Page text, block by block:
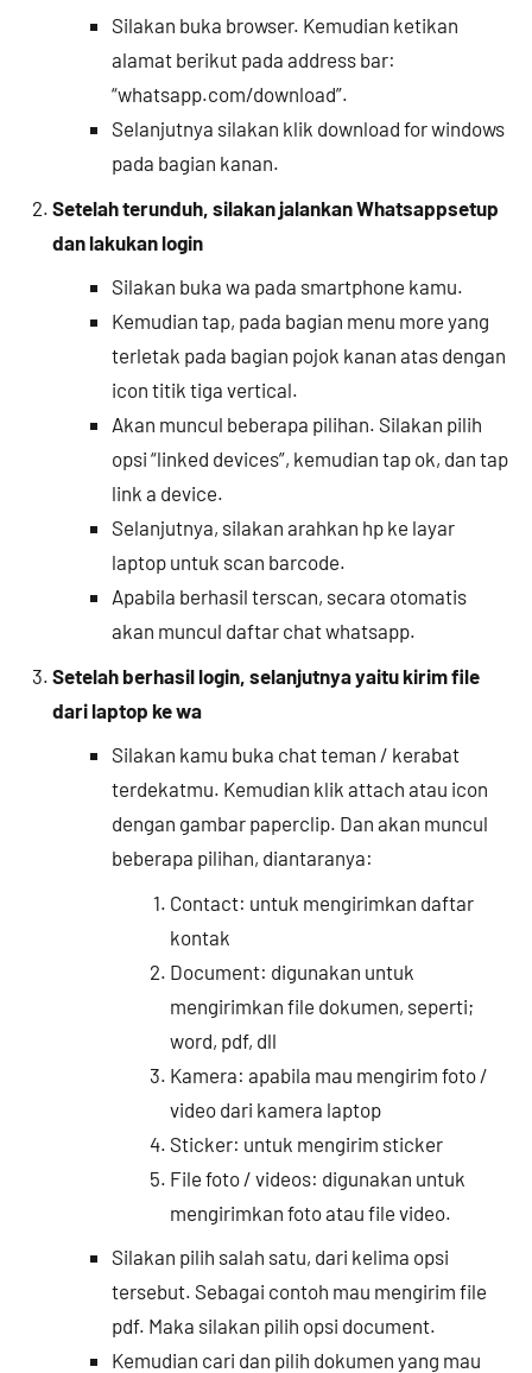
Silakan buka browser. Kemudian ketikan
alamat berikut pada address bar:
“whatsapp.com/download”.
Selanjutnya silakan klik download for windows
pada bagian kanan.
Setelah terunduh, silakan jalankan Whatsappsetup
dan lakukan login
Silakan buka wa pada smartphone kamu.
Kemudian tap, pada bagian menu more yang
terletak pada bagian pojok kanan atas dengan
icon titik tiga vertical.
Akan muncul beberapa pilihan. Silakan pilih
opsi “linked devices”, kemudian tap ok, dan tap
link a device.
Selanjutnya, silakan arahkan hp ke layar
laptop untuk scan barcode.
Apabila berhasil terscan, secara otomatis
akan muncul daftar chat whatsapp.
Setelah berhasil login, selanjutnya yaitu kirim file
dari laptop ke wa
Silakan kamu buka chat teman / kerabat
terdekatmu. Kemudian klik attach atau icon
dengan gambar paperclip. Dan akan muncul
beberapa pilihan, diantaranya:
Contact: untuk mengirimkan daftar
kontak
Document: digunakan untuk
mengirimkan file dokumen, seperti;
word, pdf, dll
Kamera: apabila mau mengirim foto /
video dari kamera laptop
Sticker: untuk mengirim sticker
File foto / videos: digunakan untuk
mengirimkan foto atau file video.
Silakan pilih salah satu, dari kelima opsi
tersebut. Sebagai contoh mau mengirim file
pdf. Maka silakan pilih opsi document.
Kemudian cari dan pilih dokumen yang mau